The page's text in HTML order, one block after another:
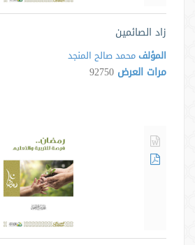
زاد الصائمين
المؤلف محمد صالح المنجد
مرات العرض 92750